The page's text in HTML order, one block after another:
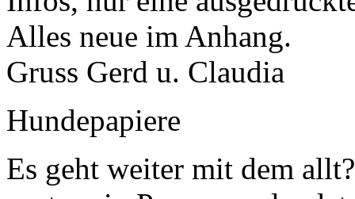
Alles neue im Anhang.
Gruss Gerd u. Claudia
Hundepapiere
Es geht weiter mit dem